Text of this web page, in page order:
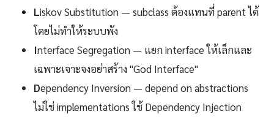
Liskov Substitution — subclass ต้องแทนที่ parent ได้
โดยไม่ทำให้ระบบพัง
Interface Segregation — แยก interface ให้เล็กและ
เฉพาะเจาะจงอย่าสร้าง "God Interface"
Dependency Inversion — depend on abstractions
ไม่ใช่ implementations ใช้ Dependency Injection